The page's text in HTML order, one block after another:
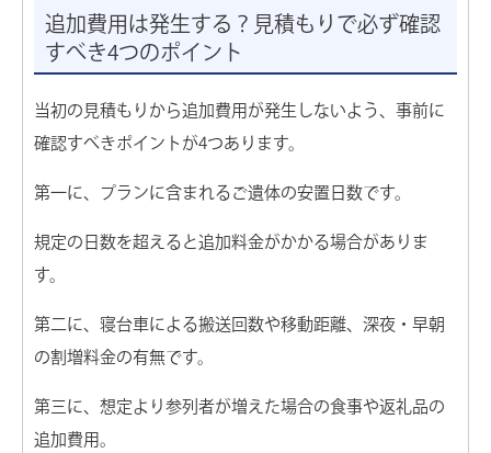
追加費用は発生する？見積もりで必ず確認
すべき4つのポイント
当初の見積もりから追加費用が発生しないよう、事前に
確認すべきポイントが4つあります。
第一に、プランに含まれるご遺体の安置日数です。
規定の日数を超えると追加料金がかかる場合がありま
す。
第二に、寝台車による搬送回数や移動距離、深夜・早朝
の割増料金の有無です。
第三に、想定より参列者が増えた場合の食事や返礼品の
追加費用。